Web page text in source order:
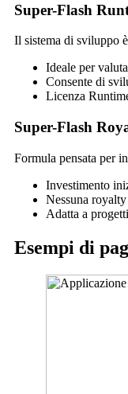
Super-Flash
Il sistema di sviluppo
Ideale per
Consente di
Licenza
Super-Flash
Formula pensata per
Investimento
Nessuna
Adatta a
Esempi di